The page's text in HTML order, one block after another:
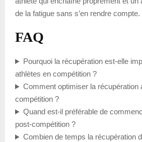
de la fatigue sans s’en rendre compte.
FAQ
Pourquoi la récupération est-elle
athlètes en compétition ?
Comment optimiser la récupération
compétition ?
Quand est-il préférable de
post-compétition ?
Combien de temps la récupération